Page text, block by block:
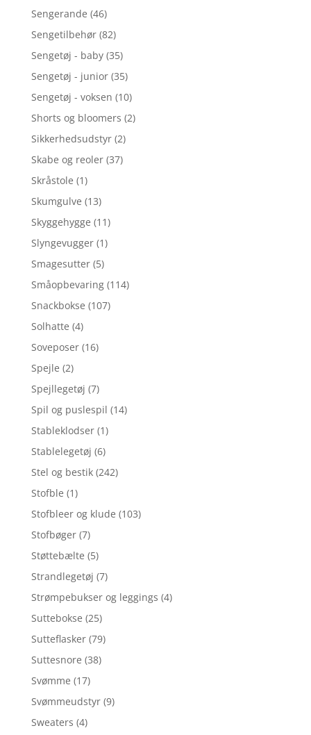
Sengerande (46)
Sengetilbehør (82)
Sengetøj - baby (35)
Sengetøj - junior (35)
Sengetøj - voksen (10)
Shorts og bloomers (2)
Sikkerhedsudstyr (2)
Skabe og reoler (37)
Skråstole (1)
Skumgulve (13)
Skyggehygge (11)
Slyngevugger (1)
Smagesutter (5)
Småopbevaring (114)
Snackbokse (107)
Solhatte (4)
Soveposer (16)
Spejle (2)
Spejllegetøj (7)
Spil og puslespil (14)
Stableklodser (1)
Stablelegetøj (6)
Stel og bestik (242)
Stofble (1)
Stofbleer og klude (103)
Stofbøger (7)
Støttebælte (5)
Strandlegetøj (7)
Strømpebukser og leggings (4)
Suttebokse (25)
Sutteflasker (79)
Suttesnore (38)
Svømme (17)
Svømmeudstyr (9)
Sweaters (4)